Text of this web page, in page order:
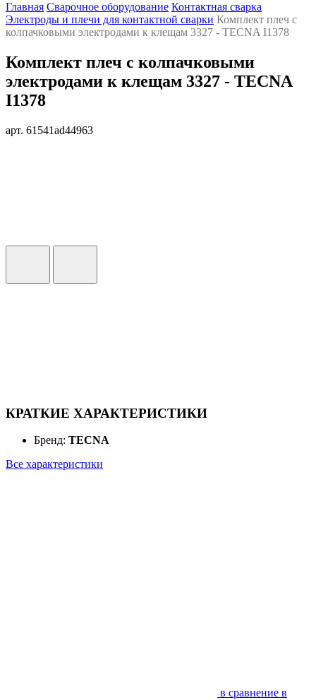
Главная Сварочное оборудование Контактная сварка
Электроды и плечи для контактной сварки Комплект плеч с
колпачковыми электродами к клещам 3327 - TECNA I1378
Комплект плеч с колпачковыми
электродами к клещам 3327 - TECNA
I1378
арт. 61541ad44963
КРАТКИЕ ХАРАКТЕРИСТИКИ
Бренд: TECNA
Все характеристики
в сравнение в